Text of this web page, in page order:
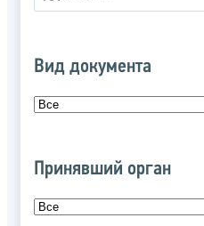
Вид документа
Принявший орган